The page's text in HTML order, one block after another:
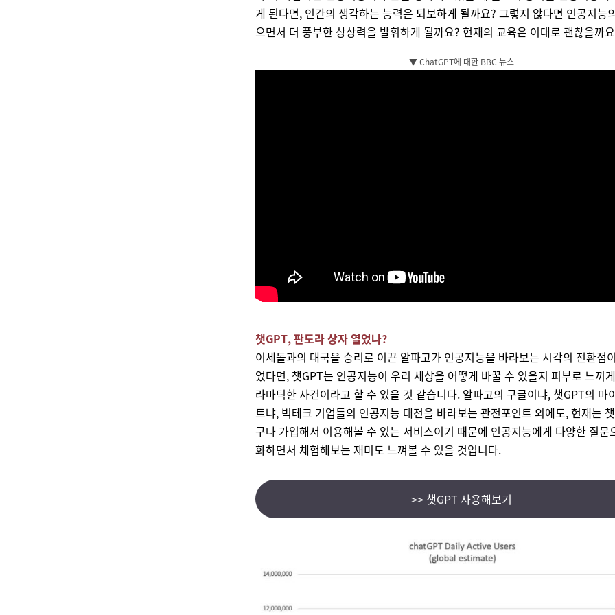
게 된다면, 인간의 생각하는 능력은 퇴보하게 될까요? 그렇지 않다면 인공지능
으면서 더 풍부한 상상력을 발휘하게 될까요? 현재의 교육은 이대로 괜찮을까
▼ ChatGPT에 대한 BBC 뉴스
챗GPT, 판도라 상자 열었나?
이세돌과의 대국을 승리로 이끈 알파고가 인공지능을 바라보는 시각의 전환점
었다면, 챗GPT는 인공지능이 우리 세상을 어떻게 바꿀 수 있을지 피부로 느끼
라마틱한 사건이라고 할 수 있을 것 같습니다. 알파고의 구글이냐, 챗GPT의 마
트냐, 빅테크 기업들의 인공지능 대전을 바라보는 관전포인트 외에도, 현재는
구나 가입해서 이용해볼 수 있는 서비스이기 때문에 인공지능에게 다양한 질문
화하면서 체험해보는 재미도 느껴볼 수 있을 것입니다.
>> 챗GPT 사용해보기